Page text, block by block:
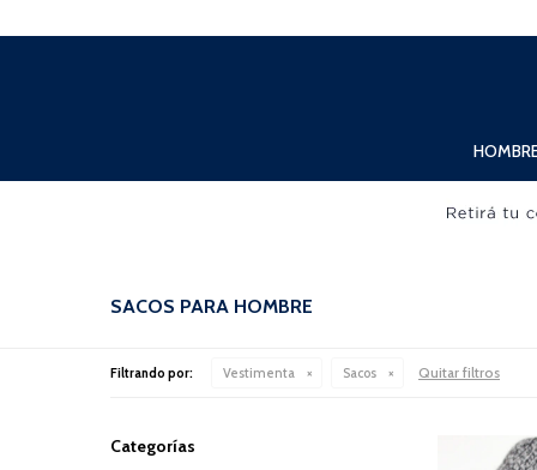
SACOS PARA HOMBRE
Filtrando por: Vestimenta Sacos Quitar filtros
Categorías